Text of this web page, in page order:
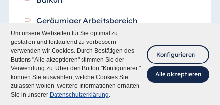
Um unsere Webseiten für Sie optimal zu
gestalten und fortlaufend zu verbessern
verwenden wir Cookies. Durch Bestätigen des
Buttons "Alle akzeptieren" stimmen Sie der
Verwendung zu. Über den Button "Konfigurieren"
können Sie auswählen, welche Cookies Sie
zulassen wollen. Weitere Informationen erhalten
Sie in unserer Datenschutzerklärung.
Konfigurieren
Alle akzeptieren
Geräumiger Arbeitsbereich
Flachbildfernseher, kostenfreies WLAN,
Minibar, Safe
Separates, voll ausgestattetes
Badezimmermit Badewanne und Dusche,
Gäste-WC
Fragen Sie mich